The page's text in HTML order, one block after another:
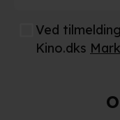
Ved
Kino.dks